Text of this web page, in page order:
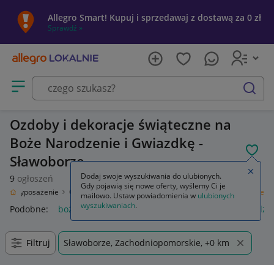
Allegro Smart! Kupuj i sprzedawaj z dostawą za 0 zł
Sprawdź »
Otwórz menu z kategoriami
szukaj
Ozdoby i dekoracje świąteczne na
Boże Narodzenie i Gwiazdkę -
Sławoborze
9 ogłoszeń
Wyposażenie Ozdoby świąteczne i okolicznościowe Boże Narodzenie
Podobne: boże narodzenie ozdoby świąteczne boże
Filtruj Sławoborze, Zachodniopomorskie, +0 km
Dodaj swoje wyszukiwania do ulubionych.
Gdy pojawią się nowe oferty, wyślemy Ci je
mailowo. Ustaw powiadomienia w ulubionych
wyszukiwaniach.